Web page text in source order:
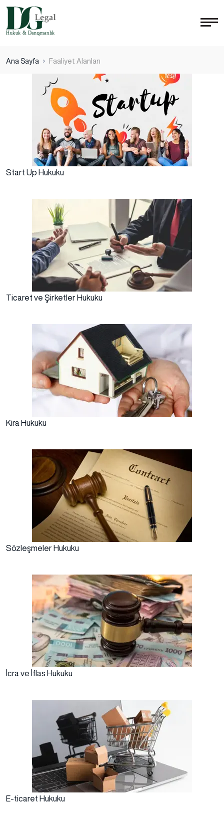
Ana Sayfa Faaliyet Alanları
Start Up Hukuku
Ticaret ve Şirketler Hukuku
Kira Hukuku
Sözleşmeler Hukuku
İcra ve İflas Hukuku
E-ticaret Hukuku